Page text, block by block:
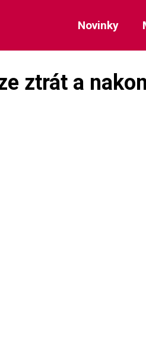
Novinky
ztrát a